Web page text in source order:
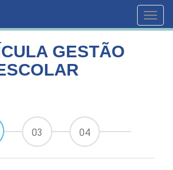
GESTÃO
03 04